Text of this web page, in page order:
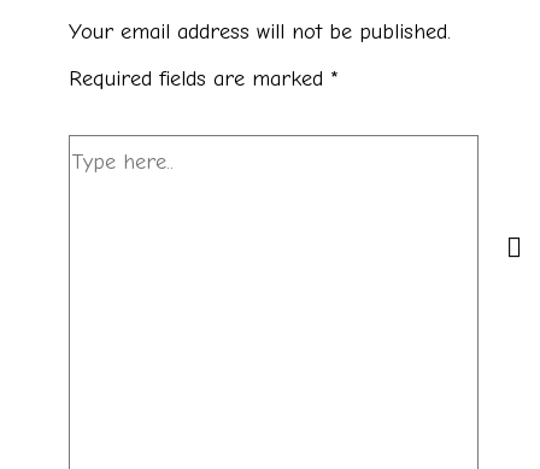
Your email address will not be published.
Required fields are marked *